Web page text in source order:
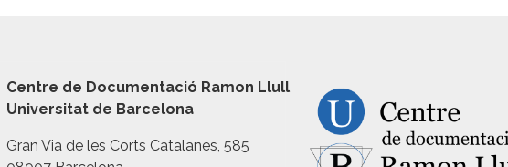
Centre de Documentació Ramon Llull
Universitat de Barcelona
Gran Via de les Corts Catalanes, 585